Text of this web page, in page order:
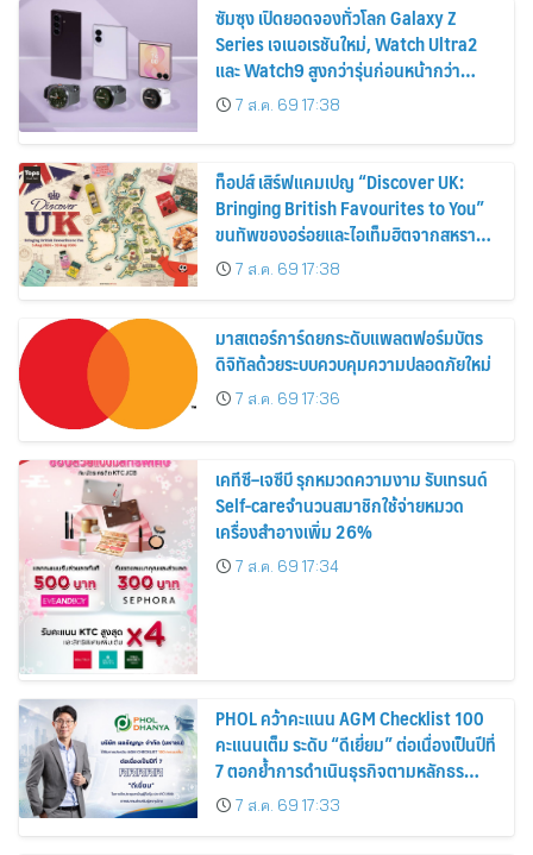
ซัมซุง เปิดยอดจองทั่วโลก Galaxy Z
Series เจเนอเรชันใหม่, Watch Ultra2
และ Watch9 สูงกว่ารุ่นก่อนหน้ากว่า
30%7 ส.ค. 69 17:38
ท็อปส์ เสิร์ฟแคมเปญ “Discover UK:
Bringing British Favourites to You”
ขนทัพของอร่อยและไอเท็มฮิตจากสหราช
อาณาจักร ส่งตรงถึงมือตั้งแต่วันนี้ – 18
สิงหาคมนี้
7 ส.ค. 69 17:38
มาสเตอร์การ์ดยกระดับแพลตฟอร์มบัตร
ดิจิทัลด้วยระบบควบคุมความปลอดภัยใหม่
7 ส.ค. 69 17:36
เคทีซี–เจซีบี รุกหมวดความงาม รับเทรนด์
Self-careจำนวนสมาชิกใช้จ่ายหมวด
เครื่องสำอางเพิ่ม 26%
7 ส.ค. 69 17:34
PHOL คว้าคะแนน AGM Checklist 100
คะแนนเต็ม ระดับ “ดีเยี่ยม” ต่อเนื่องเป็นปีที่
7 ตอกย้ำการดำเนินธุรกิจตามหลักธร
รมาภิบาล โปร่งใส สร้างความเชื่อมั่นผู้ถือ
หุ้น
7 ส.ค. 69 17:33